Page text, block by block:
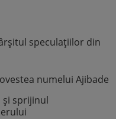
speculațiilor din
numelui Ajibade
sprijinul